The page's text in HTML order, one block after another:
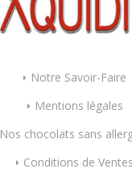
Notre Savoir-Faire
Mentions légales
Nos chocolats sans
Conditions de Ventes